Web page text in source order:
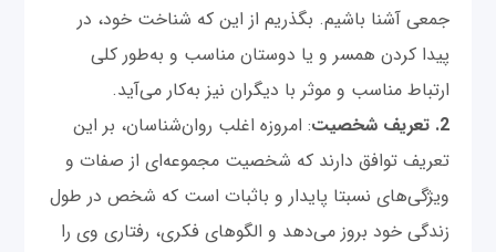
جمعی آشنا باشیم. بگذریم از این که شناخت خود، در
پیدا کردن همسر و یا دوستان مناسب و به‌طور کلی
ارتباط مناسب و موثر با دیگران نیز به‌کار می‌آید.
2. تعریف شخصیت
: امروزه اغلب روان‌شناسان، بر این
تعریف توافق دارند که شخصیت مجموعه‌ای از صفات و
ویژگی‌های نسبتا پایدار و باثبات است که شخص در طول
زندگی خود بروز می‌دهد و الگوهای فکری، رفتاری وی را